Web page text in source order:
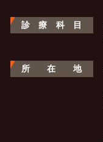
診 療 科 目
所 在 地